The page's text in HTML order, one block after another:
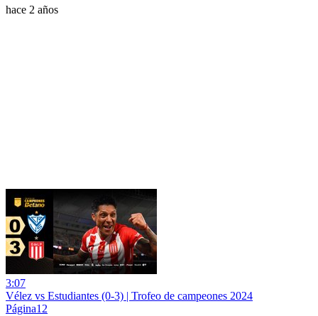
hace 2 años
3:07
Vélez vs Estudiantes (0-3) | Trofeo de campeones 2024
Página12